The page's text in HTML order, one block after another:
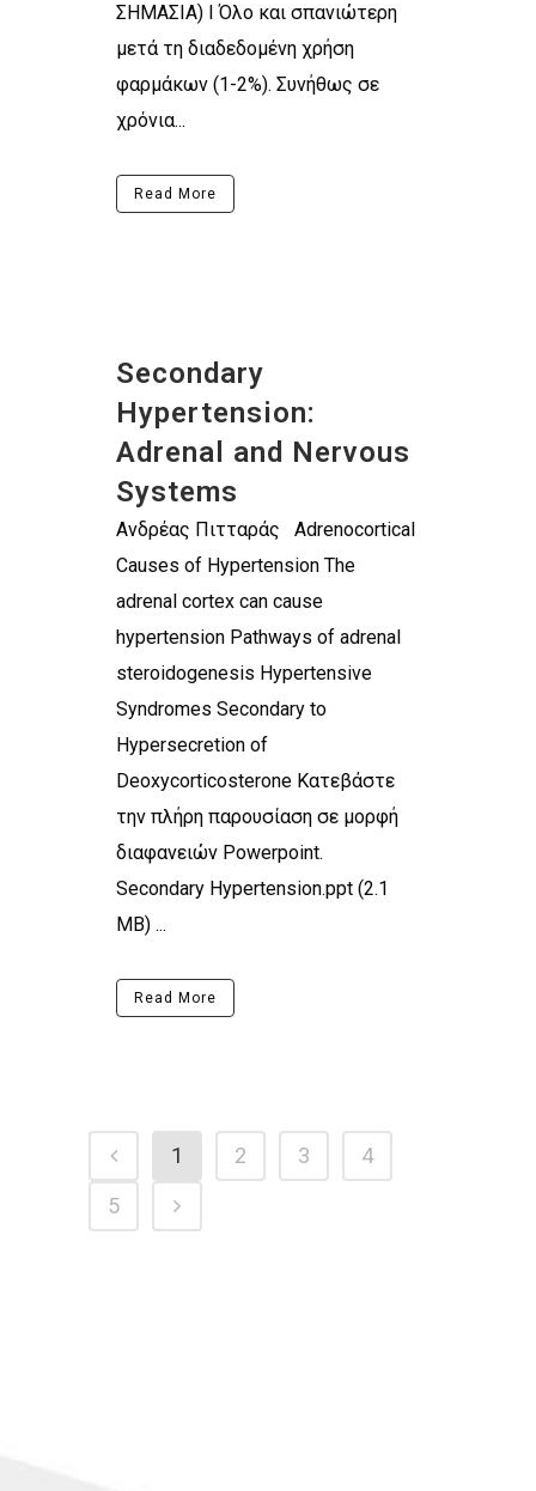
ΣΗΜΑΣΙΑ) Ι Όλο και σπανιώτερη
μετά τη διαδεδομένη χρήση
φαρμάκων (1-2%). Συνήθως σε
χρόνια...
Read More
Secondary
Hypertension:
Adrenal and Nervous
Systems
Ανδρέας Πιτταράς Adrenocortical
Causes of Hypertension The
adrenal cortex can cause
hypertension Pathways of adrenal
steroidogenesis Hypertensive
Syndromes Secondary to
Hypersecretion of
Deoxycorticosterone Κατεβάστε
την πλήρη παρουσίαση σε μορφή
διαφανειών Powerpoint.
Secondary Hypertension.ppt (2.1
MB) ...
Read More
1 2 3
4
5